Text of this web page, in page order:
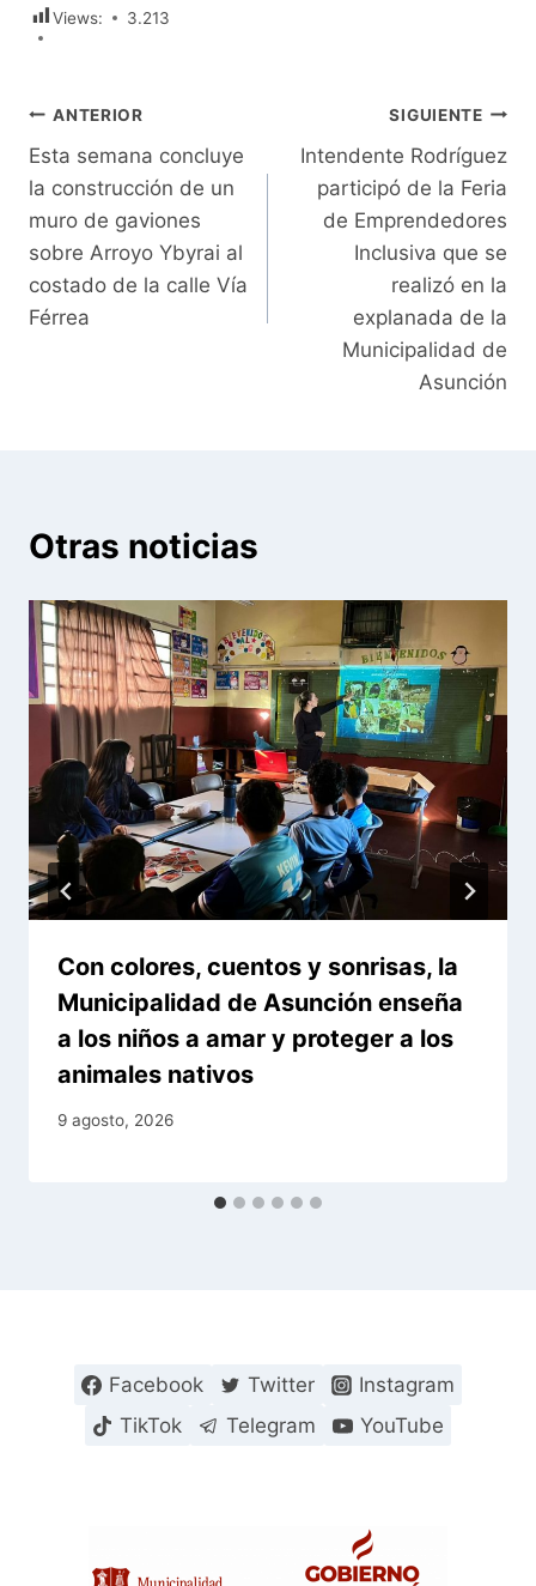
Views: 3.213
Navegación
de
entradas
ANTERIOR
Esta semana concluye
la construcción de un
muro de gaviones
sobre Arroyo Ybyrai al
costado de la calle Vía
Férrea
SIGUIENTE
Intendente Rodríguez
participó de la Feria
de Emprendedores
Inclusiva que se
realizó en la
explanada de la
Municipalidad de
Asunción
Otras noticias
Con colores, cuentos y sonrisas, la
Municipalidad de Asunción enseña
a los niños a amar y proteger a los
animales nativos
9 agosto, 2026
Facebook Twitter
Instagram
TikTok
Telegram YouTube